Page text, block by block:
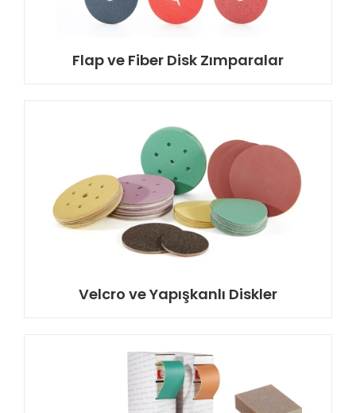
Flap ve Fiber Disk Zımparalar
Velcro ve Yapışkanlı Diskler